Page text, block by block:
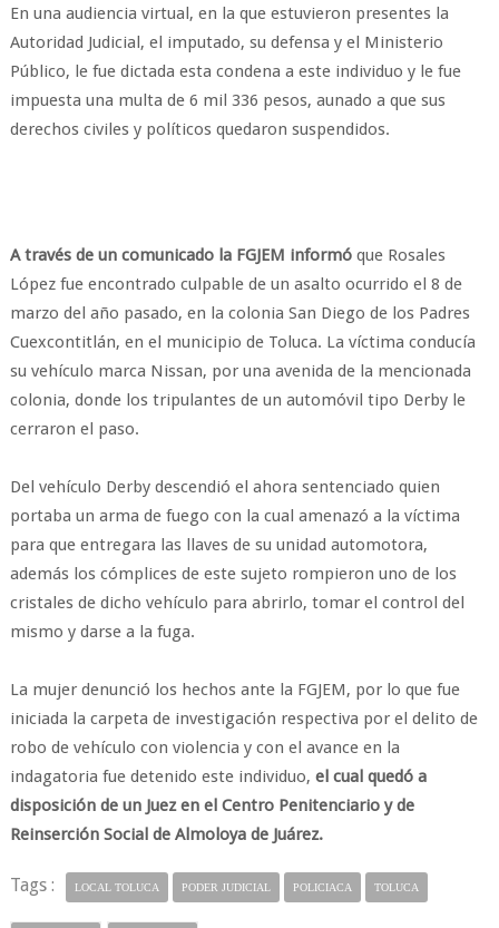
​En una audiencia virtual, en la que estuvieron presentes la
Autoridad Judicial, el imputado, su defensa y el Ministerio
Público, le fue dictada esta condena a este individuo y le fue
impuesta una multa de 6 mil 336 pesos, aunado a que sus
derechos civiles y políticos quedaron suspendidos.
A través de un comunicado la FGJEM informóque Rosales
López fue encontrado culpable de un asalto ocurrido el 8 de
marzo del año pasado, en la colonia San Diego de los Padres
Cuexcontitlán, en el municipio de Toluca. La víctima conducía
su vehículo marca Nissan, por una avenida de la mencionada
colonia, donde los tripulantes de un automóvil tipo Derby le
cerraron el paso.
​Del vehículo Derby descendió el ahora sentenciado quien
portaba un arma de fuego con la cual amenazó a la víctima
para que entregara las llaves de su unidad automotora,
además los cómplices de este sujeto rompieron uno de los
cristales de dicho vehículo para abrirlo, tomar el control del
mismo y darse a la fuga.
​La mujer denunció los hechos ante la FGJEM, por lo que fue
iniciada la carpeta de investigación respectiva por el delito de
robo de vehículo con violencia y con el avance en la
indagatoria fue detenido este individuo, el cual quedó a
disposición de un Juez en el Centro Penitenciario y de
Reinserción Social de Almoloya de Juárez.
Tags : LOCAL TOLUCA PODER JUDICIAL POLICIACA TOLUCA